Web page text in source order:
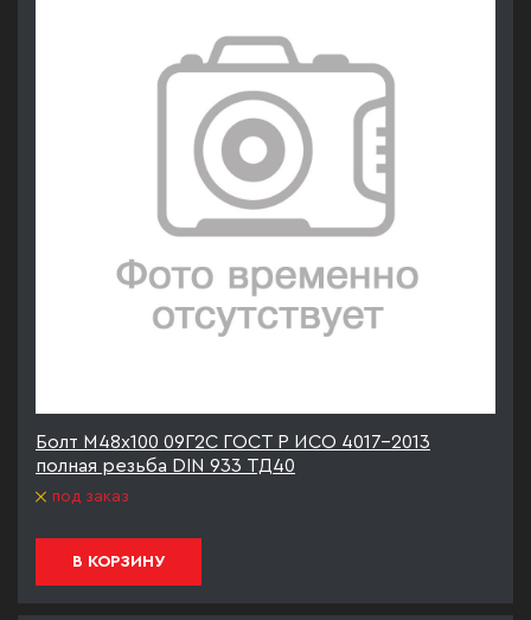
Болт М48х100 09Г2С ГОСТ Р ИСО 4017-2013
полная резьба DIN 933 ТД40
под заказ
В КОРЗИНУ